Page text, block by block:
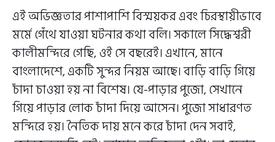
এই অভিজ্ঞতার পাশাপাশি বিস্ময়কর এবং চিরস্থায়ীভাবে
মর্মে গেঁথে যাওয়া ঘটনার কথা বলি। সকালে সিদ্ধেশ্বরী
কালীমন্দিরে গেছি, ওই সে বছরেই। এখানে, মানে
বাংলাদেশে, একটি সুন্দর নিয়ম আছে। বাড়ি বাড়ি গিয়ে
চাঁদা চাওয়া হয় না বিশেষ। যে-পাড়ার পুজো, সেখানে
গিয়ে পাড়ার লোক চাঁদা দিয়ে আসেন। পুজো সাধারণত
মন্দিরে হয়। নৈতিক দায় মনে করে চাঁদা দেন সবাই,